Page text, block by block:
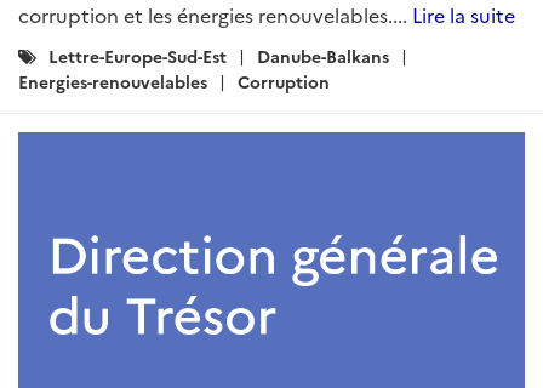
corruption et les énergies renouvelables.... Lire la suite
Catégories
:
Lettre-Europe-Sud-Est
Danube-Balkans
Energies-renouvelables
Corruption